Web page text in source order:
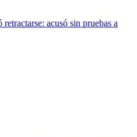
acusó sin pruebas a